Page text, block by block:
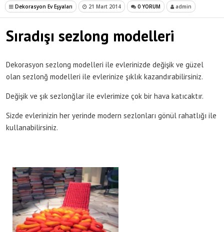
Dekorasyon Ev Eşyaları 21 Mart 2014 0 YORUM admin
Sıradışı sezlong modelleri
Dekorasyon sezlong modelleri ile evlerinizde değişik ve güzel
olan sezlonğ modelleri ile evlerinize şıklık kazandırabilirsiniz.
Değişik ve şık sezlonğlar ile evlerimize çok bir hava katıcaktır.
Sizde evlerinizin her yerinde modern sezlonları gönül rahatlığı ile
kullanabilirsiniz.